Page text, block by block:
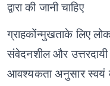
द्वारा की जानी चाहिए
ग्राहकोंन्मुखताके लिए
संवेदनशील और उत्तरदायी
आवश्यकता अनुसार स्वयं